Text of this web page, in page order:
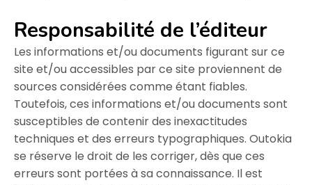
Responsabilité de l’éditeur
Les informations et/ou documents figurant sur ce
site et/ou accessibles par ce site proviennent de
sources considérées comme étant fiables.
Toutefois, ces informations et/ou documents sont
susceptibles de contenir des inexactitudes
techniques et des erreurs typographiques. Outokia
se réserve le droit de les corriger, dès que ces
erreurs sont portées à sa connaissance. Il est